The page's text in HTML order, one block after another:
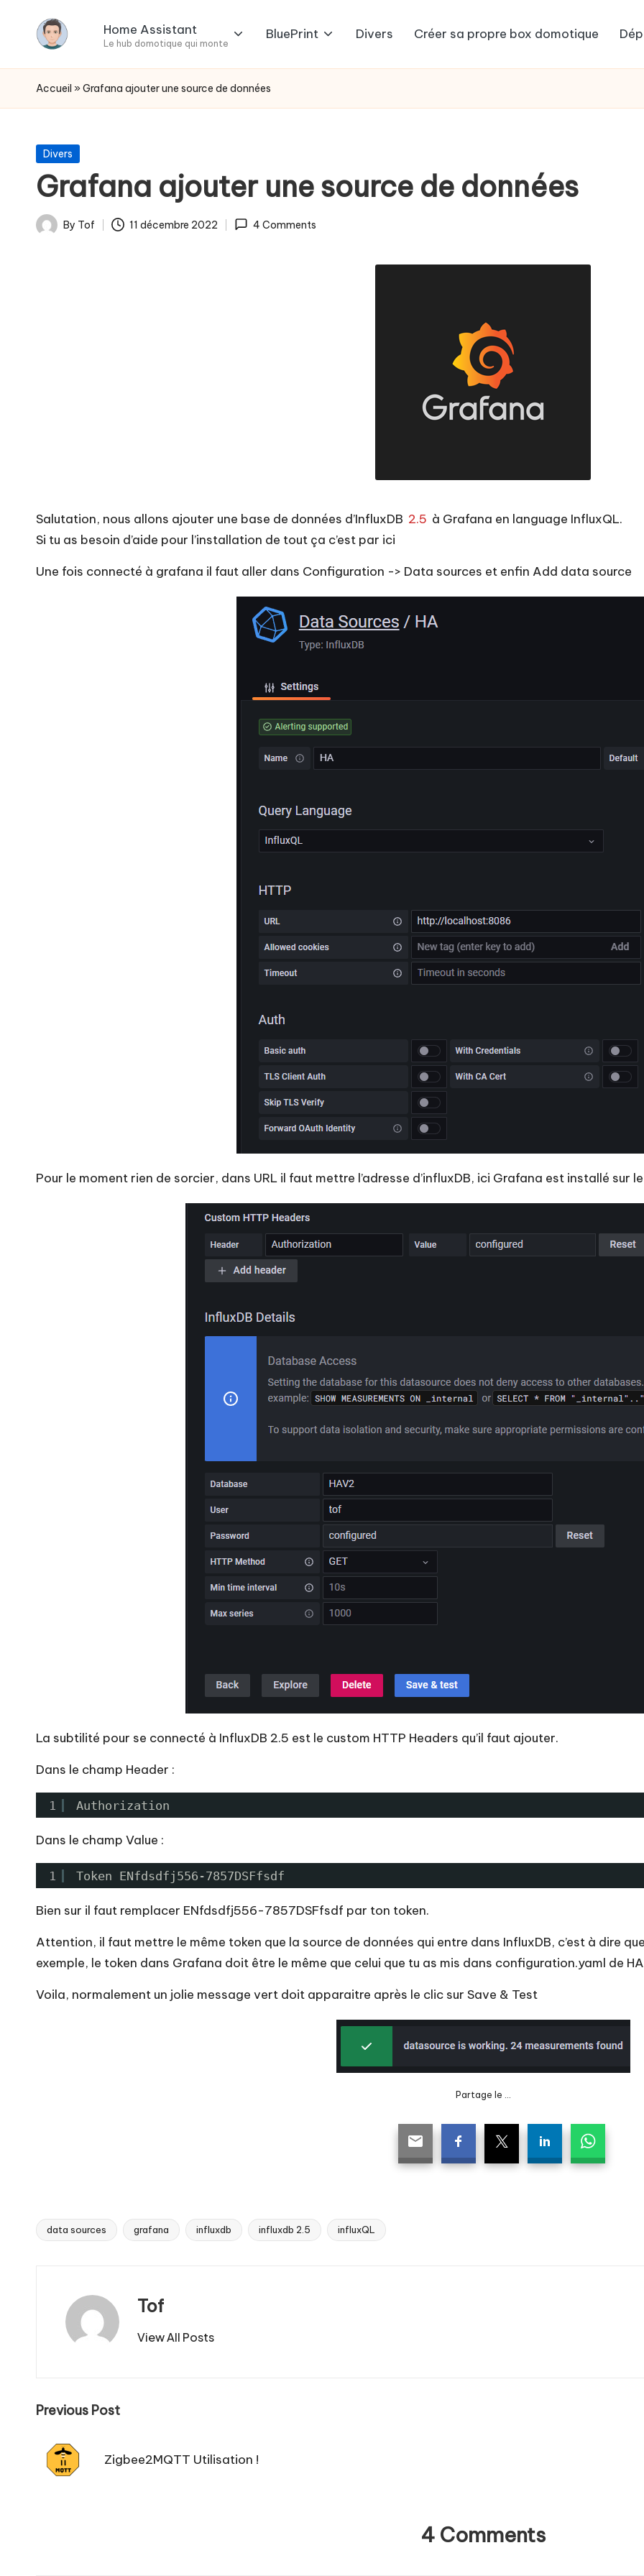
L
e
t
u
t
domotique,
soit
...
Home Assistant
Le hub domotique qui monte
BluePrint Divers Créer sa propre box domotique
Accueil » Grafana ajouter une source de données
Posted
Divers
Grafana ajouter une source de données
Posted
By Tof 11 décembre 2022 4 Comments
Salutation, nous allons ajouter une base de données d’InfluxDB 2.5 à Grafana en language InfluxQL.
Si tu as besoin d’aide pour l’installation de tout ça c’est par ici
Une fois connecté à grafana il faut aller dans Configuration -> Data sources et enfin Add data source
Pour le moment rien de sorcier, dans URL il faut mettre l’adresse d’influxDB, ici Grafana est installé sur
La subtilité pour se connecté à InfluxDB 2.5 est le custom HTTP Headers qu’il faut ajouter.
Dans le champ Header :
1 Authorization
Dans le champ Value :
1 Token ENfdsdfj556-7857DSFfsdf
Bien sur il faut remplacer ENfdsdfj556-7857DSFfsdf par ton token.
Attention, il faut mettre le même token que la source de données qui entre dans InfluxDB, c’est à dire
exemple, le token dans Grafana doit être le même que celui que tu as mis dans configuration.yaml de
Voila, normalement un jolie message vert doit apparaitre après le clic sur Save & Test
Partage le ...
Tags:
data sources grafana influxdb influxdb 2.5 influxQL
Tof
View All Posts
Post
navigation
Previous Post
Zigbee2MQTT Utilisation !
4 Comments